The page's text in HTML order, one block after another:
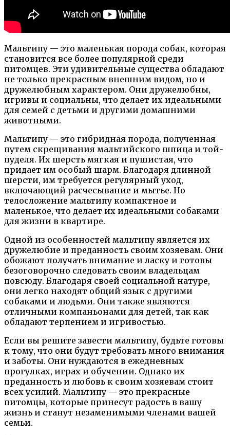
Мальтипу — это маленькая порода собак, которая
становится все более популярной среди
питомцев. Эти удивительные существа обладают
не только прекрасным внешним видом, но и
дружелюбным характером. Они дружелюбны,
игривы и социальны, что делает их идеальными
для семей с детьми и другими домашними
животными.
Мальтипу — это гибридная порода, полученная
путем скрещивания мальтийского шпица и той-
пуделя. Их шерсть мягкая и пушистая, что
придает им особый шарм. Благодаря длинной
шерсти, им требуется регулярный уход,
включающий расчесывание и мытье. Но
телосложение мальтипу компактное и
маленькое, что делает их идеальными собаками
для жизни в квартире.
Одной из особенностей мальтипу является их
дружелюбие и преданность своим хозяевам. Они
обожают получать внимание и ласку и готовы
безоговорочно следовать своим владельцам
повсюду. Благодаря своей социальной натуре,
они легко находят общий язык с другими
собаками и людьми. Они также являются
отличными компаньонами для детей, так как
обладают терпением и игривостью.
Если вы решите завести мальтипу, будьте готовы
к тому, что они будут требовать много внимания
и заботы. Они нуждаются в ежедневных
прогулках, играх и обучении. Однако их
преданность и любовь к своим хозяевам стоит
всех усилий. Мальтипу — это прекрасные
питомцы, которые принесут радость в вашу
жизнь и станут незаменимыми членами вашей
семьи.